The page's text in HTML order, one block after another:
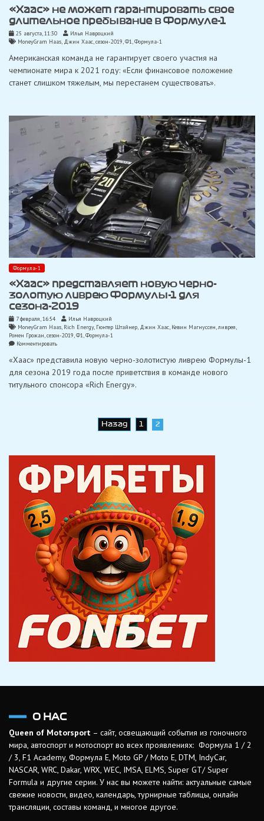
«Хаас» не может гарантировать свое
длительное пребывание в Формуле-1
25 августа, 11:30
Илья Навроцкий
MoneyGram Haas, Джин Хаас,сезон-2019,Ф1,Формула-1
Американская команда не гарантирует своего участия на
чемпионате мира к 2021 году: «Если финансовое положение
станет слишком тяжелым, мы перестанем существовать».
Формула-1
«Хаас» представляет новую черно-
золотую ливрею Формулы-1 для
сезона-2019
7 февраля, 16:54
Илья Навроцкий
MoneyGram Haas, Rich Energy, Гюнтер Штайнер, Джин Хаас, Кевин Магнуссен,ливрея
Ромен Грожан,сезон-2019,Ф1,Формула-1
Комментироватьon
представляет
новую
черно-
золотую
«Хаас» представила новую черно-золотистую ливрею Формулы-1
для сезона 2019 года после приветствия в команде нового
титульного спонсора «Rich Energy».
записям
Назад 1 2
О НАС
Queen of Motorsport – сайт, освещающий события из гоночного
мира, автоспорт и мотоспорт во всех проявлениях: Формула 1 / 2
/ 3, F1 Academy, Формула Е, Moto GP / Moto E, DTM, IndyCar,
NASCAR, WRC, Dakar, WRX, WEC, IMSA, ELMS, Super GT/ Super
Formula и другие серии. У нас вы можете найти: актуальные самые
свежие новости, видео, календарь, турнирные таблицы, онлайн
трансляции, составы команд, и многое другое.